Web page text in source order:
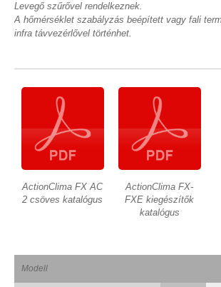
Levegő szűrővel rendelkeznek.
A hőmérséklet szabályzás beépített vagy fali
infra távvezérlővel történhet.
ActionClima FX AC
2 csöves katalógus
ActionClima FX-
FXE kiegészítők
katalógus
Modell